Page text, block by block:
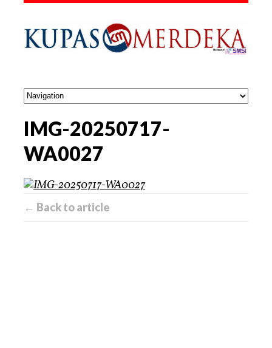
IMG-20250717-
WA0027
← Back to article